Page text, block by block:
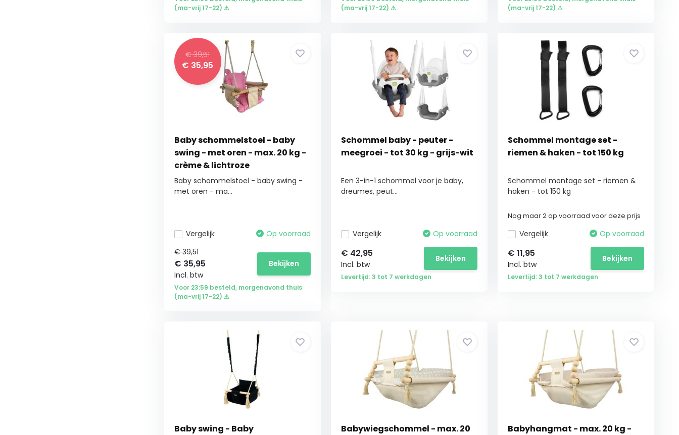
(ma-vrij 17-22) ⚠
(ma-vrij 17-22) ⚠
(ma-vrij 17-22) ⚠
€ 39,51
€ 35,95
Baby schommelstoel - baby
swing - met oren - max. 20 kg -
crème & lichtroze
Baby schommelstoel - baby swing -
met oren - ma...
Vergelijk
Op voorraad
€ 39,51
€ 35,95
Incl. btw
Bekijken
Voor 23:59 besteld, morgenavond thuis
(ma-vrij 17-22) ⚠
Schommel baby - peuter -
meegroei - tot 30 kg - grijs-wit
Een 3-in-1 schommel voor je baby,
dreumes, peut...
Vergelijk Op voorraad
€ 42,95
Incl. btw
Bekijken
Levertijd: 3 tot 7 werkdagen
Schommel montage set -
riemen & haken - tot 150 kg
Schommel montage set - riemen &
haken - tot 150 kg
Nog maar 2 op voorraad voor deze prijs
Vergelijk Op voorraad
€ 11,95
Incl. btw
Bekijken
Levertijd: 3 tot 7 werkdagen
Baby swing - Baby
Babywiegschommel - max. 20
Babyhangmat - max. 20 kg -